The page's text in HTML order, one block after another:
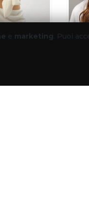
of 5
€
e marketing. Puoi